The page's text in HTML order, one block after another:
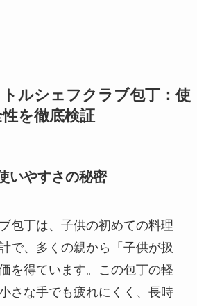
ルシェフクラブ包丁：使
を徹底検証
いやすさの秘密
包丁は、子供の初めての料理
で、多くの親から「子供が扱
を得ています。この包丁の軽
さな手でも疲れにくく、長時